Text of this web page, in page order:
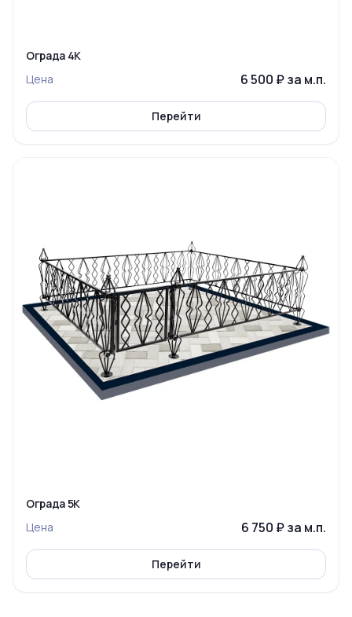
Ограда 4К
Цена
6 500 ₽ за м.п.
Перейти
Ограда 5К
Цена
6 750 ₽ за м.п.
Перейти